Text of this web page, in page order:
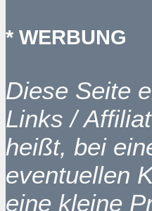
* WERBUNG
Diese Seite
Links /
heißt, bei
eventuellen
eine kleine